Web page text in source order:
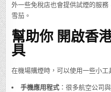
外一些免稅店也會提供試煙的服
雪茄。
幫助你 開啟香
具
在機場購煙時，可以使用一些小工
手機應用程式 ：很多航空公司